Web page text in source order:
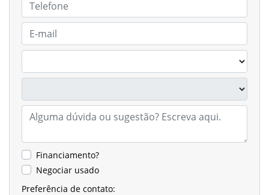
Financiamento?
Negociar usado
Preferência de contato: